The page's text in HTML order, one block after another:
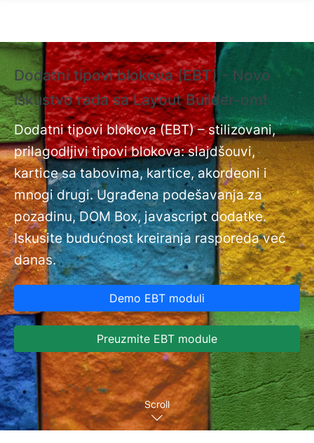
Dodatni tipovi blokova (EBT) - Novo
iskustvo rada sa Layout Builder-om❗
Dodatni tipovi blokova (EBT) – stilizovani,
prilagodljivi tipovi blokova: slajdšouvi,
kartice sa tabovima, kartice, akordeoni i
mnogi drugi. Ugrađena podešavanja za
pozadinu, DOM Box, javascript dodatke.
Iskusite budućnost kreiranja rasporeda već
danas.
Demo EBT moduli
Preuzmite EBT module
na
Scroll